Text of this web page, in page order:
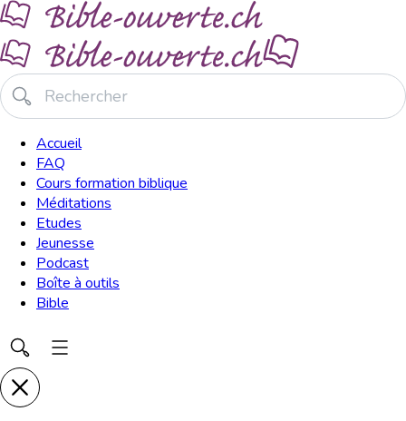
Accueil
FAQ
Cours formation biblique
Méditations
Etudes
Jeunesse
Podcast
Boîte à outils
Bible